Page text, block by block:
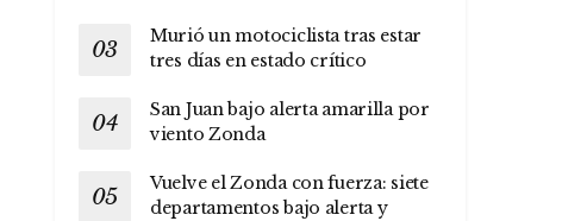
Murió un motociclista tras estar
tres días en estado crítico
San Juan bajo alerta amarilla por
viento Zonda
Vuelve el Zonda con fuerza: siete
departamentos bajo alerta y